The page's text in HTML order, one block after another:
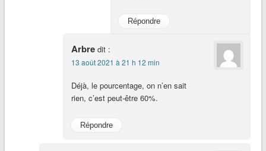
Répondre
Arbre dit :
13 août 2021 à 21 h 12 min
Déjà, le pourcentage, on n’en sait
rien, c’est peut-être 60%.
Répondre